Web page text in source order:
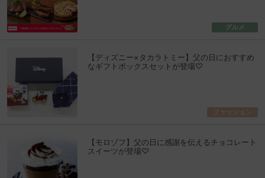
グルメ
【ディズニー×タカラトミー】父の日におすすめ
なギフトボックスセットが登場♡
ファッション
【モロゾフ】父の日に感謝を伝えるチョコレート
スイーツが登場♡